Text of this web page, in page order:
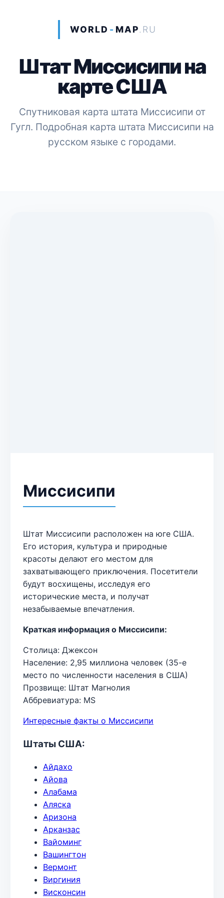
WORLD - MAP.RU
Штат Миссисипи на
карте США
Спутниковая карта штата Миссисипи от
Гугл. Подробная карта штата Миссисипи на
русском языке с городами.
Миссисипи
Штат Миссисипи расположен на юге США.
Его история, культура и природные
красоты делают его местом для
захватывающего приключения. Посетители
будут восхищены, исследуя его
исторические места, и получат
незабываемые впечатления.
Краткая информация о Миссисипи:
Столица: Джексон
Население: 2,95 миллиона человек (35-е
место по численности населения в США)
Прозвище: Штат Магнолия
Аббревиатура: MS
Интересные факты о Миссисипи
Штаты США:
Айдахо
Айова
Алабама
Аляска
Аризона
Арканзас
Вайоминг
Вашингтон
Вермонт
Виргиния
Висконсин